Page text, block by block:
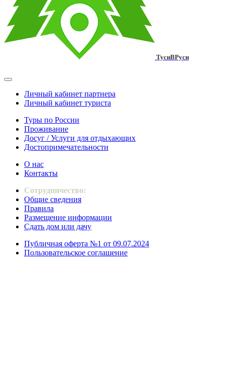
ТусиВРуси
Личный кабинет партнера
Личный кабинет туриста
Туры по России
Проживание
Досуг / Услуги для отдыхающих
Достопримечательности
О нас
Контакты
Сотрудничество:
Общие сведения
Правила
Размещение информации
Сдать дом или дачу
Публичная оферта №1 от 09.07.2024
Пользовательское соглашение